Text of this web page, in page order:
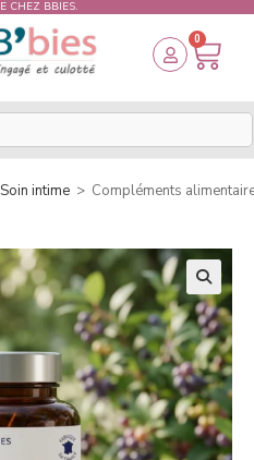
CHEZ BBIES.
0
Soin intime > Compléments